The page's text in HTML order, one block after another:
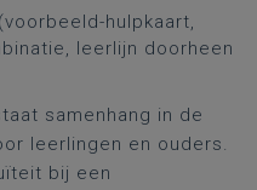
hulpkaart,
leerlijn doorheen
samenhang in de
leerlingen en ouders.
bij een